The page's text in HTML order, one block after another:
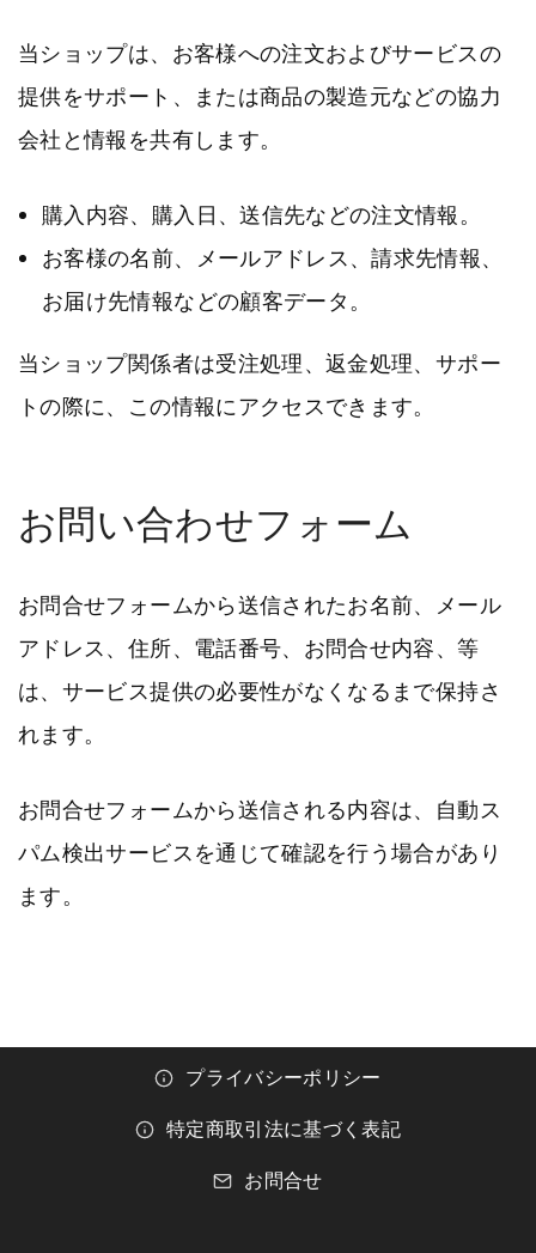
当ショップは、お客様への注文およびサービスの
提供をサポート、または商品の製造元などの協力
会社と情報を共有します。
購入内容、購入日、送信先などの注文情報。
お客様の名前、メールアドレス、請求先情報、
お届け先情報などの顧客データ。
当ショップ関係者は受注処理、返金処理、サポー
トの際に、この情報にアクセスできます。
お問い合わせフォーム
お問合せフォームから送信されたお名前、メール
アドレス、住所、電話番号、お問合せ内容、等
は、サービス提供の必要性がなくなるまで保持さ
れます。
お問合せフォームから送信される内容は、自動ス
パム検出サービスを通じて確認を行う場合があり
ます。
プライバシーポリシー
特定商取引法に基づく表記
お問合せ